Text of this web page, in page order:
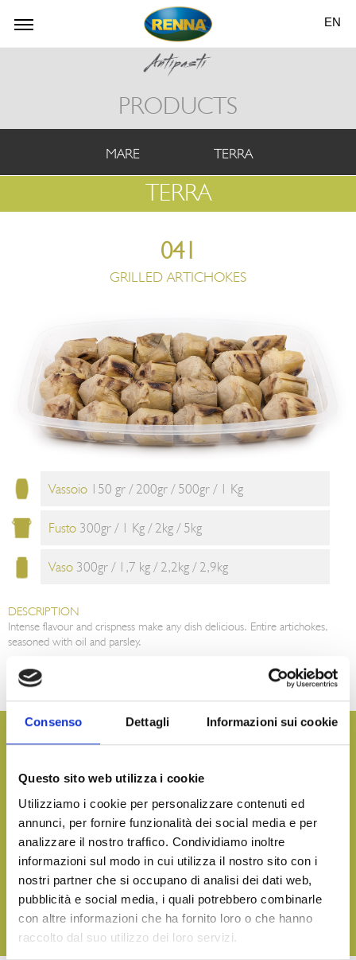
Consenso Dettagli Informazioni sui cookie
Questo sito web utilizza i cookie
Utilizziamo i cookie per personalizzare contenuti ed
annunci, per fornire funzionalità dei social media e per
analizzare il nostro traffico. Condividiamo inoltre
informazioni sul modo in cui utilizza il nostro sito con i
nostri partner che si occupano di analisi dei dati web,
pubblicità e social media, i quali potrebbero combinarle
con altre informazioni che ha fornito loro o che hanno
raccolto dal suo utilizzo dei loro servizi.
EN
PRODUCTS
MARE TERRA
TERRA
041
GRILLED ARTICHOKES
Vassoio 150 gr / 200gr / 500gr / 1 Kg
Fusto 300gr / 1 Kg / 2kg / 5kg
Vaso 300gr / 1,7 kg / 2,2kg / 2,9kg
DESCRIPTION
Intense flavour and crispness make any dish delicious. Entire artichokes,
seasoned with oil and parsley.
The grilled artichokes are ready to be enjoyed as an appetizer. They can
CONTACT US
Bring the taste of the sea to your table, on any occasion
DOWNLOAD OUR CATALOGUE AND DISCOVER ALL OUR
DELICACIES
DOWNLOAD